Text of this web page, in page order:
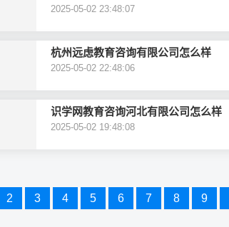
2025-05-02 23:48:07
杭州远虑教育咨询有限公司怎么样
2025-05-02 22:48:06
识学网教育咨询河北有限公司怎么样
2025-05-02 19:48:08
2 3 4 5 6 7 8 9